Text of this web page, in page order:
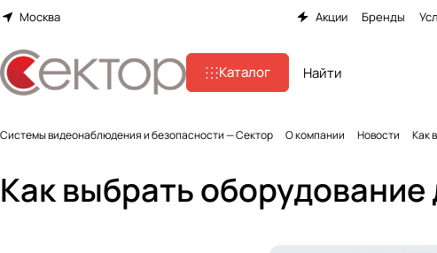
Москва Акции Бренды
Каталог
Системы видеонаблюдения и безопасности — Сектор О компании Новости Как
Как выбрать